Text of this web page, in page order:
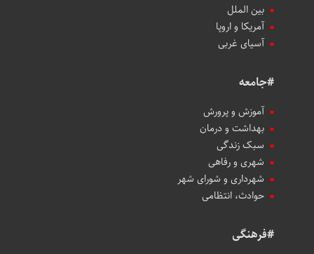
بین الملل
آمریکا و اروپا
آسیای غربی
#جامعه
آموزش و پرورش
بهداشت و درمان
سبک زندگی
شهری و رفاهی
شهرداری و شورای شهر
حوادث، انتظامی
#فرهنگی